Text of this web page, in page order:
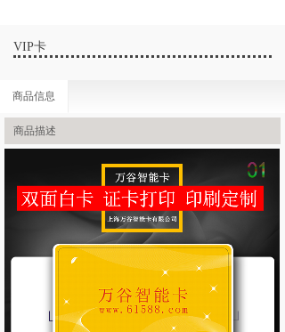
VIP卡
商品信息
商品描述